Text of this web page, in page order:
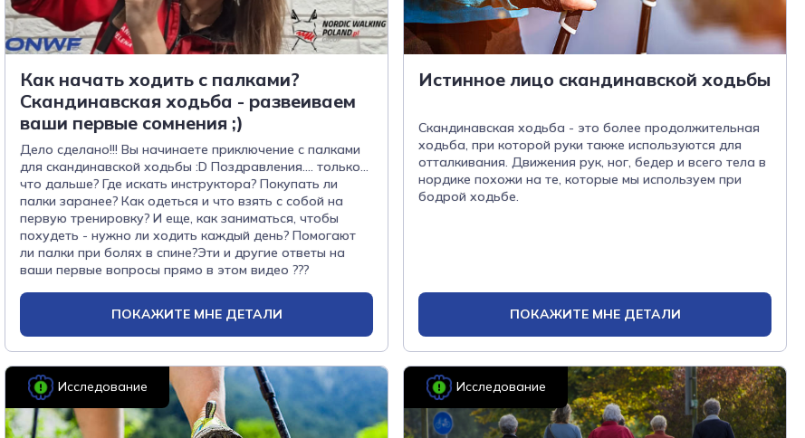
Как начать ходить с палками?
Скандинавская ходьба - развеиваем
ваши первые сомнения ;)
Дело сделано!!! Вы начинаете приключение с палками
для скандинавской ходьбы :D Поздравления.... только...
что дальше? Где искать инструктора? Покупать ли
палки заранее? Как одеться и что взять с собой на
первую тренировку? И еще, как заниматься, чтобы
похудеть - нужно ли ходить каждый день? Помогают
ли палки при болях в спине?Эти и другие ответы на
ваши первые вопросы прямо в этом видео ???
ПОКАЖИТЕ МНЕ ДЕТАЛИ
Истинное лицо скандинавской ходьбы
Скандинавская ходьба - это более продолжительная
ходьба, при которой руки также используются для
отталкивания. Движения рук, ног, бедер и всего тела в
нордике похожи на те, которые мы используем при
бодрой ходьбе.
ПОКАЖИТЕ МНЕ ДЕТАЛИ
Исследование Исследование